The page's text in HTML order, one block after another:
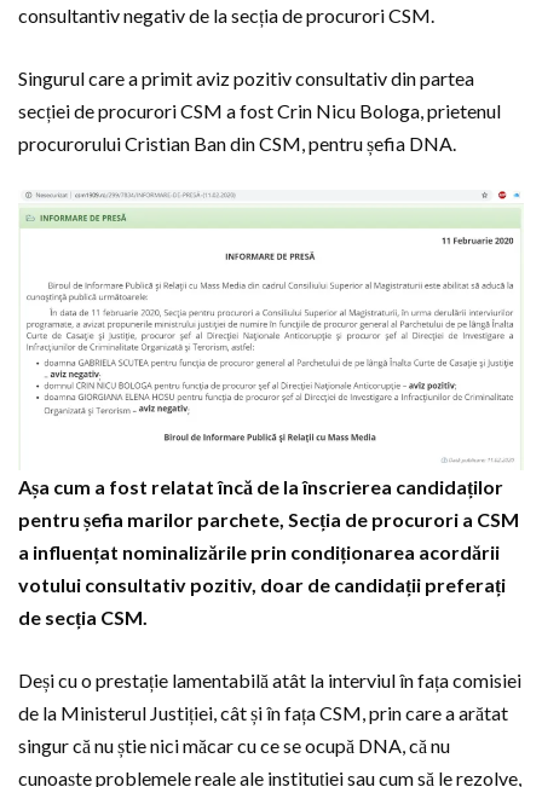
consultantiv negativ de la secția de procurori CSM.
Singurul care a primit aviz pozitiv consultativ din partea
secției de procurori CSM a fost Crin Nicu Bologa, prietenul
procurorului Cristian Ban din CSM, pentru șefia DNA.
Așa cum a fost relatat încă de la înscrierea candidaților
pentru șefia marilor parchete, Secția de procurori a CSM
a influențat nominalizările prin condiționarea acordării
votului consultativ pozitiv, doar de candidații preferați
de secția CSM.
Deși cu o prestație lamentabilă atât la interviul în fața comisiei
de la Ministerul Justiției, cât și în fața CSM, prin care a arătat
singur că nu știe nici măcar cu ce se ocupă DNA, că nu
cunoaște problemele reale ale instituției sau cum să le rezolve,